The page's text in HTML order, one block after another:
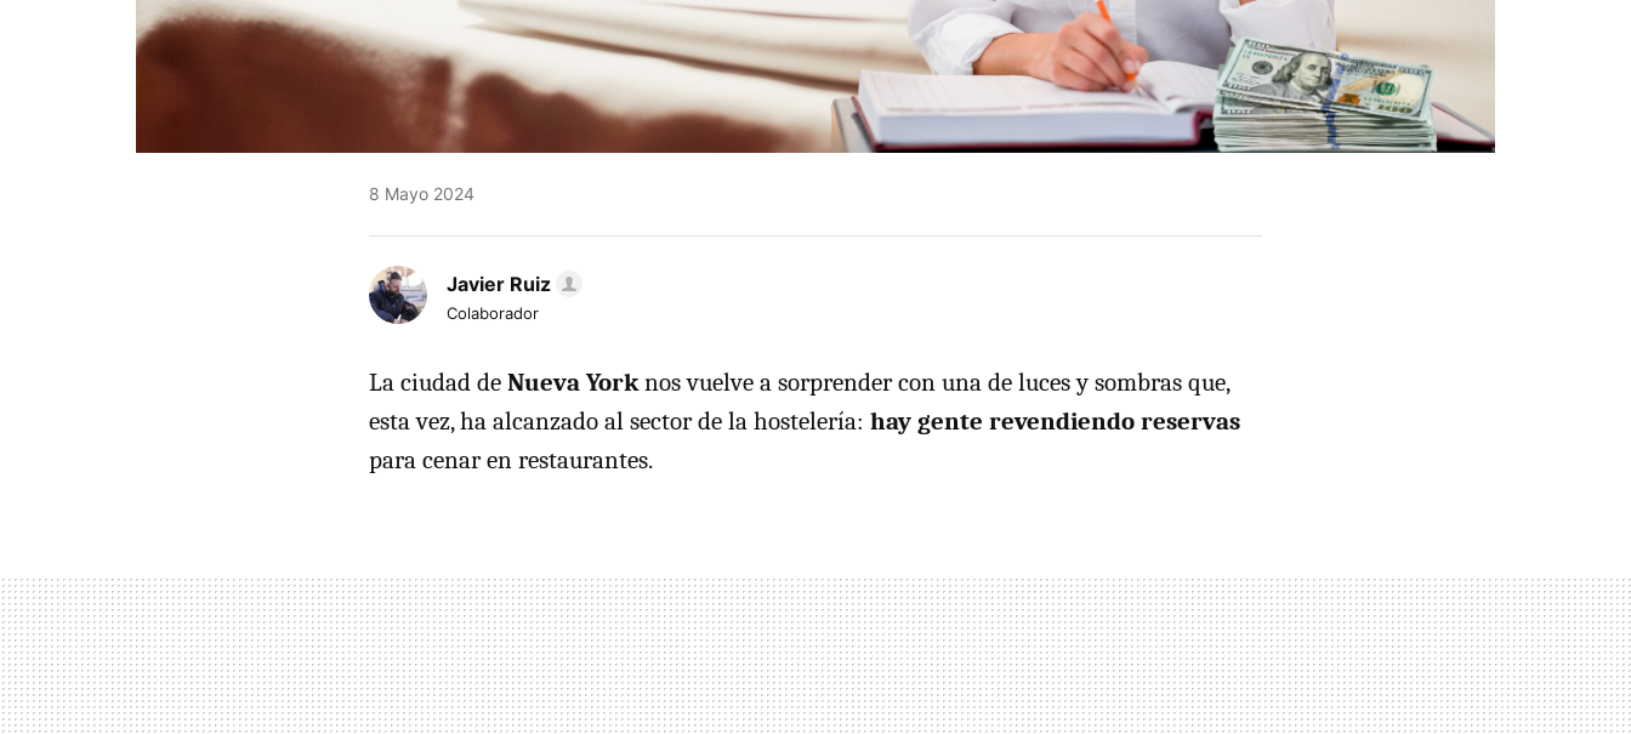
8 Mayo 2024
Javier Ruiz
Colaborador
La ciudad de Nueva Yorknos vuelve a sorprender con una de luces y sombras que,
esta vez, ha alcanzado al sector de la hostelería: hay gente revendiendo reservas
para cenar en restaurantes.